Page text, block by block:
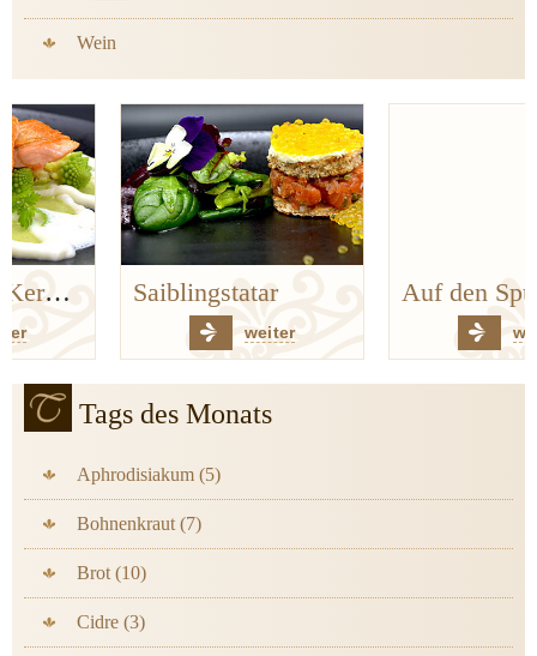
Wein
Saiblingstatar Auf den Spuren der Bergischen Küchenklassiker
Tags des Monats
Aphrodisiakum (5)
Bohnenkraut (7)
Brot (10)
Cidre (3)